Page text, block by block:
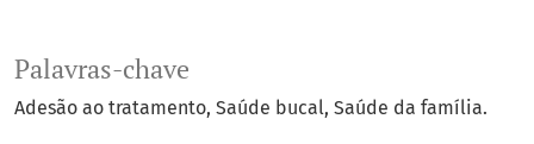
Palavras-chave
Adesão ao tratamento Saúde bucal Saúde da família.